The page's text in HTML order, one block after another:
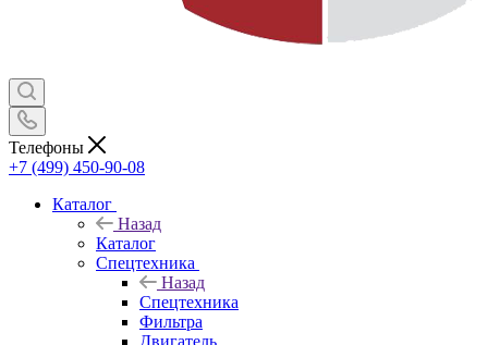
Телефоны
+7 (499) 450-90-08
Каталог
Назад
Каталог
Спецтехника
Назад
Спецтехника
Фильтра
Двигатель